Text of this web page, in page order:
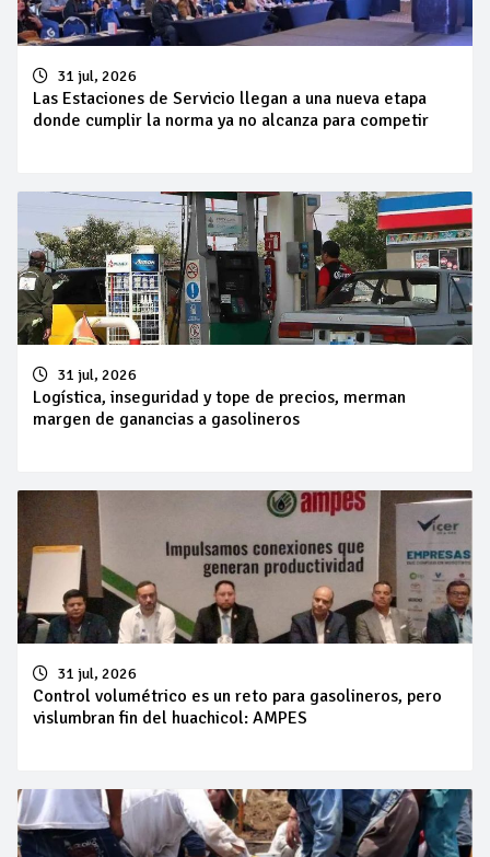
31 jul, 2026
Las Estaciones de Servicio llegan a una nueva etapa
donde cumplir la norma ya no alcanza para competir
31 jul, 2026
Logística, inseguridad y tope de precios, merman
margen de ganancias a gasolineros
31 jul, 2026
Control volumétrico es un reto para gasolineros, pero
vislumbran fin del huachicol: AMPES